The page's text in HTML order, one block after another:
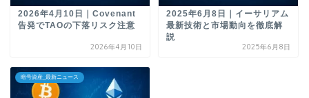
2026年4月10日｜Covenant
告発でTAOの下落リスク注意
2026年4月10日
2025年6月8日｜イーサリアム
最新技術と市場動向を徹底解
説
2025年6月8日
暗号資産_最新ニュース